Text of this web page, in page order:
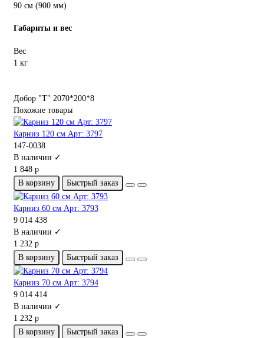
90 см (900 мм)
Габариты и вес
Вес
1 кг
Добор "Т" 2070*200*8
Похожие товары
Карниз 120 см Арт: 3797
147-0038
В наличии ✓
1 848 р
В корзину
Быстрый заказ
Карниз 60 см Арт: 3793
9 014 438
В наличии ✓
1 232 р
В корзину
Быстрый заказ
Карниз 70 см Арт: 3794
9 014 414
В наличии ✓
1 232 р
В корзину
Быстрый заказ